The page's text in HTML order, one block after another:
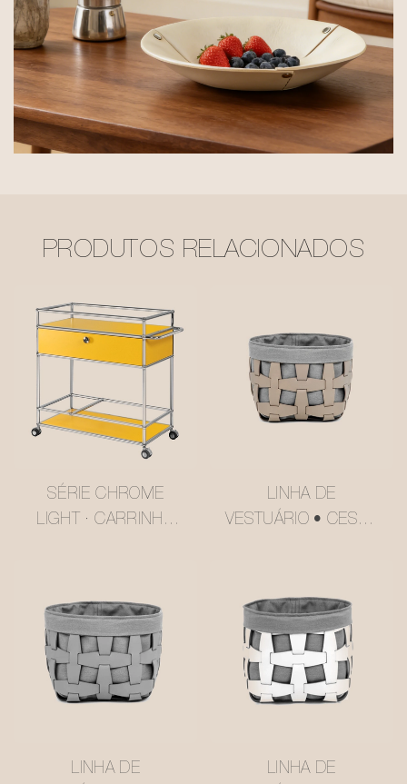
PRODUTOS RELACIONADOS
SÉRIE CHROME
LIGHT · CARRINHO
ESTILO USM
#MSR2408016
LINHA DE
VESTUÁRIO • CESTO
EM COURO
SINTÉTICO
#MSR027-3
LINHA DE LINHA DE